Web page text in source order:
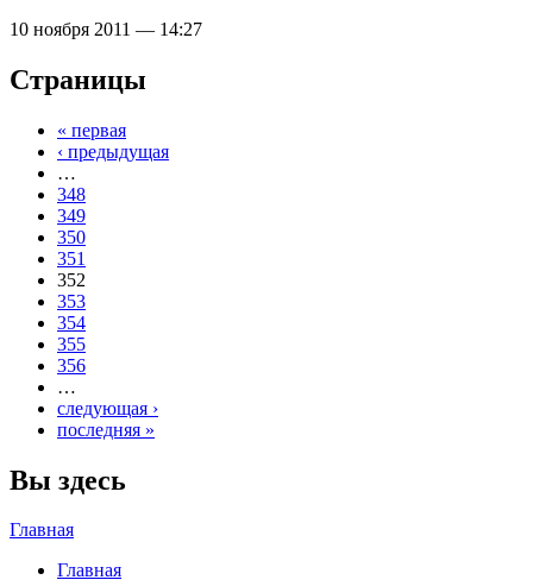
10 ноября 2011 — 14:27
Страницы
« первая
‹ предыдущая
…
348
349
350
351
352
353
354
355
356
…
следующая ›
последняя »
Вы здесь
Главная
Главная